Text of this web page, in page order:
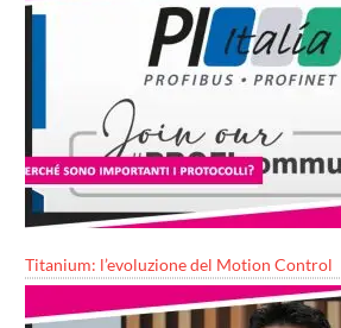
Titanium: l’evoluzione del Motion Control